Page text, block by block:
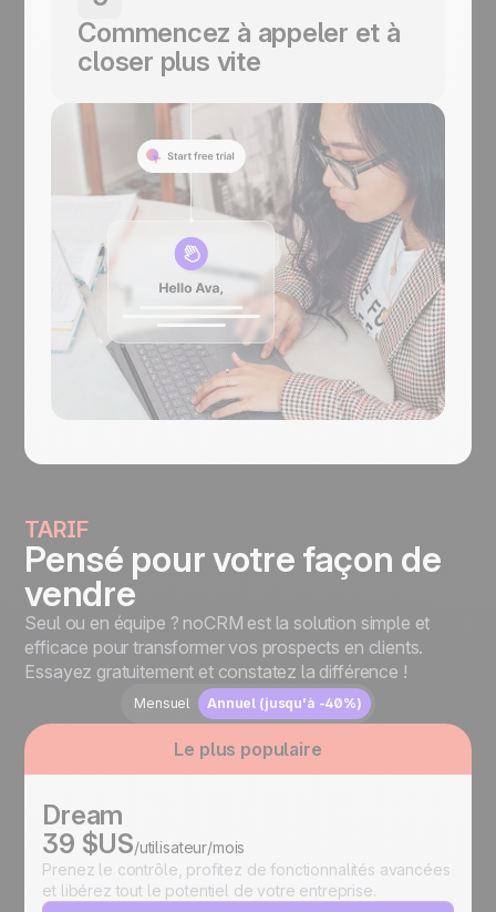
clics et appelez directement depuis
noCRM.
Commencez à appeler et à
closer plus vite
vos résultats décoller.
TARIF
Pensé pour votre façon de
vendre
Seul ou en équipe ? noCRM est la solution simple et
efficace pour transformer vos prospects en clients.
Essayez gratuitement et constatez la différence !
Mensuel Annuel (jusqu'à -40%)
Le plus populaire
Dream
39 $US/utilisateur/mois
Prenez le contrôle, profitez de fonctionnalités avancées
et libérez tout le potentiel de votre entreprise.